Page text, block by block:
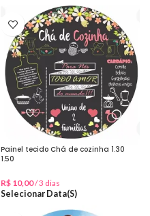
Painel tecido Chá de cozinha 1.30
1.50
R$ 10,00/ 3 dias
Selecionar Data(s)